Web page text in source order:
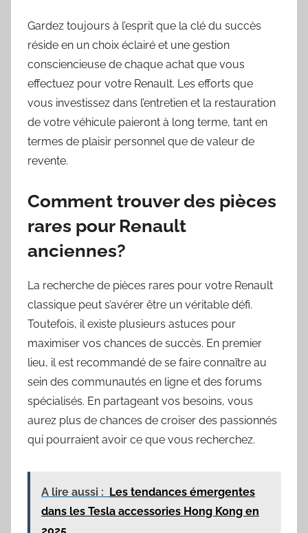
Gardez toujours à l’esprit que la clé du succès
réside en un choix éclairé et une gestion
consciencieuse de chaque achat que vous
effectuez pour votre Renault. Les efforts que
vous investissez dans l’entretien et la restauration
de votre véhicule paieront à long terme, tant en
termes de plaisir personnel que de valeur de
revente.
Comment trouver des pièces
rares pour Renault
anciennes?
La recherche de pièces rares pour votre Renault
classique peut s’avérer être un véritable défi.
Toutefois, il existe plusieurs astuces pour
maximiser vos chances de succès. En premier
lieu, il est recommandé de se faire connaître au
sein des communautés en ligne et des forums
spécialisés. En partageant vos besoins, vous
aurez plus de chances de croiser des passionnés
qui pourraient avoir ce que vous recherchez.
A lire aussi :
Les tendances émergentes
dans les Tesla accessories Hong Kong en